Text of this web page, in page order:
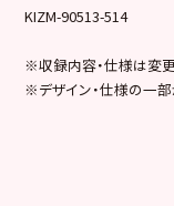
KIZM-90513-514
※収録内容・仕様は変
※デザイン・仕様の一